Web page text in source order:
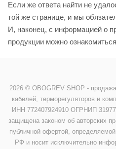
Если же ответа найти не
той же странице, и мы
И, наконец, с информацией о
продукции можно
2026 © OBOGREV SHOP -
кабелей, терморегуляторов и
ИНН 772407924910 ОГРНИП
защищена законом об авторских
публичной офертой,
РФ и носит исключительно